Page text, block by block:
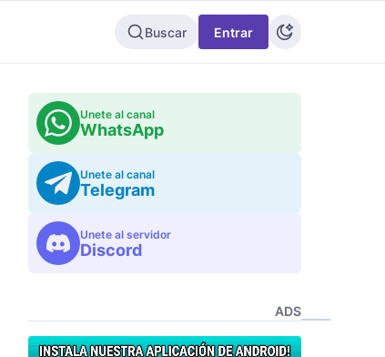
Buscar Entrar
Unete al canal
WhatsApp
Unete al canal
Telegram
Unete al servidor
Discord
ADS